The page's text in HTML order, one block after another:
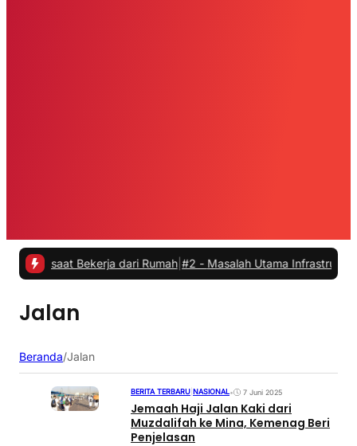
saat Bekerja dari Rumah| #2 -Masalah Utama Infrastruktur
Jalan
Beranda/Jalan
BERITA TERBARU NASIONAL• 7 Juni 2025
Jemaah Haji Jalan Kaki dari
Muzdalifah ke Mina, Kemenag Beri
Penjelasan